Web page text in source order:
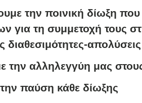
την ποινική δίωξη
για τη συμμετοχή τους
διαθεσιμότητες-
την αλληλεγγύη μας
παύση κάθε δίωξης